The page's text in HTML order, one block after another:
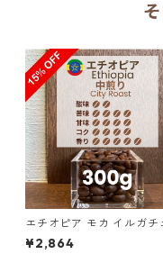
エチオピア モカ イルガチ
ェ G1 チェルチェレ ナチュ
ル 300g（100g単価の
¥2,864